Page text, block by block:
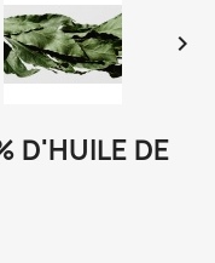

D'HUILE DE